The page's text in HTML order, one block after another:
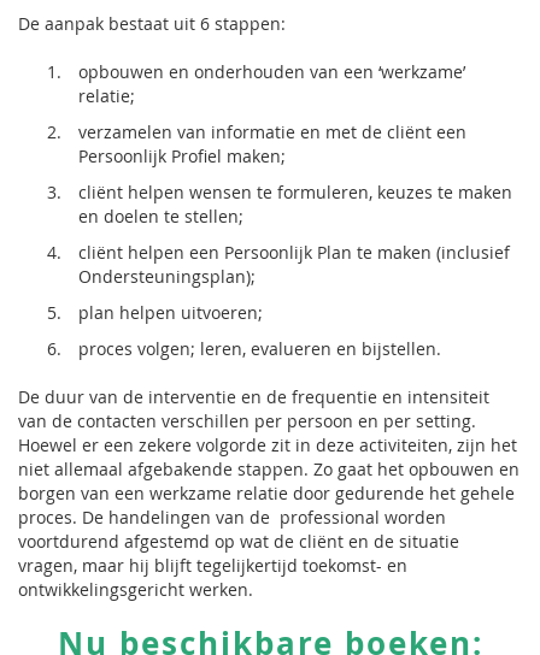
De aanpak bestaat uit 6 stappen:
opbouwen en onderhouden van een ‘werkzame’
relatie;
verzamelen van informatie en met de cliënt een
Persoonlijk Profiel maken;
cliënt helpen wensen te formuleren, keuzes te maken
en doelen te stellen;
cliënt helpen een Persoonlijk Plan te maken (inclusief
Ondersteuningsplan);
plan helpen uitvoeren;
proces volgen; leren, evalueren en bijstellen.
De duur van de interventie en de frequentie en intensiteit
van de contacten verschillen per persoon en per setting.
Hoewel er een zekere volgorde zit in deze activiteiten, zijn het
niet allemaal afgebakende stappen. Zo gaat het opbouwen en
borgen van een werkzame relatie door gedurende het gehele
proces. De handelingen van de professional worden
voortdurend afgestemd op wat de cliënt en de situatie
vragen, maar hij blijft tegelijkertijd toekomst- en
ontwikkelingsgericht werken.
Nu beschikbare boeken: